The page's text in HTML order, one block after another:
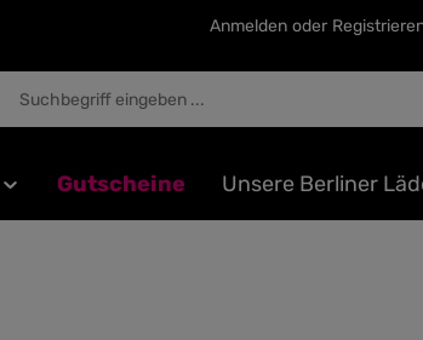
Anmelden oder
Gutscheine Unsere Berliner